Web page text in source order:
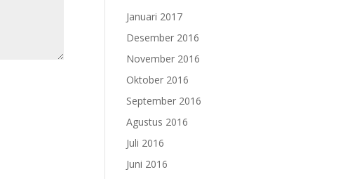
Januari 2017
Desember 2016
November 2016
Oktober 2016
September 2016
Agustus 2016
Juli 2016
Juni 2016